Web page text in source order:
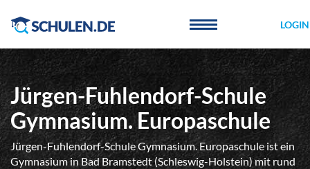
LOGIN
Jürgen-Fuhlendorf-Schule
Gymnasium. Europaschule
Jürgen-Fuhlendorf-Schule Gymnasium. Europaschule ist ein
Gymnasium in Bad Bramstedt (Schleswig-Holstein) mit rund